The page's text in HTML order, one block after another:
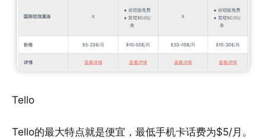
Tello
Tello的最大特点就是便宜，最低手机卡话费为$5/月。